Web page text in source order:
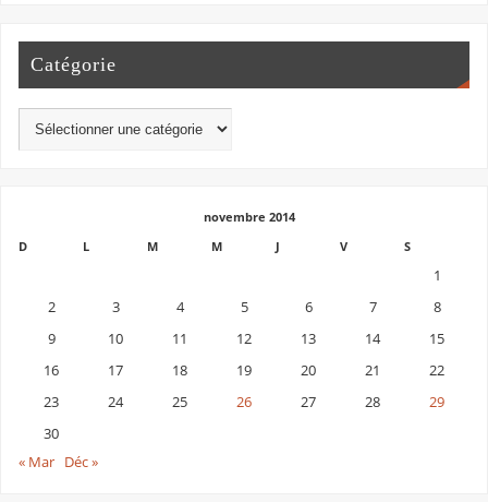
Catégorie
novembre 2014
D
L M M J V S
1
2
3 4 5 6 7
8
9
10 11 12 13 14
15
16
17 18 19 20 21
22
23
24 25 26 27 28
29
30
« Mar Déc »